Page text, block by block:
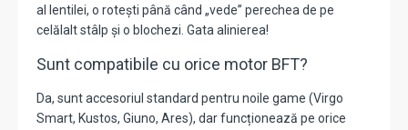
al lentilei, o rotești până când „vede” perechea de pe
celălalt stâlp și o blochezi. Gata alinierea!
Sunt compatibile cu orice motor BFT?
Da, sunt accesoriul standard pentru noile game (Virgo
Smart, Kustos, Giuno, Ares), dar funcționează pe orice